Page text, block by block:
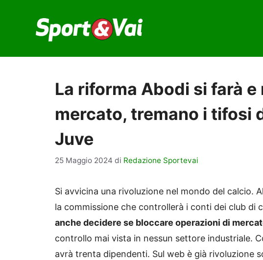
contenuto
La riforma Abodi si farà
mercato, tremano i tifosi
Juve
25 Maggio 2024 di Redazione Sportevai
Si avvicina una rivoluzione nel mondo del calcio.
la commissione che controllerà i conti dei club di
anche decidere se bloccare operazioni di
controllo mai vista in nessun settore industriale.
avrà trenta dipendenti. Sul web è già rivoluzione